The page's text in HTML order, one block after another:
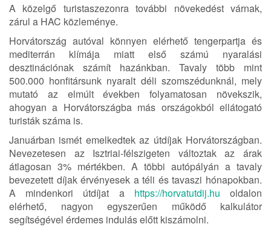
A közelgő turistaszezonra további növekedést várnak,
zárul a HAC közleménye.
Horvátország autóval könnyen elérhető tengerpartja és
mediterrán klímája miatt első számú nyaralási
desztinációnak számít hazánkban. Tavaly több mint
500.000 honfitársunk nyaralt déli szomszédunknál, mely
mutató az elmúlt években folyamatosan növekszik,
ahogyan a Horvátországba más országokból ellátogató
turisták száma is.
Januárban ismét emelkedtek az útdíjak Horvátországban.
Nevezetesen az Isztriai-félszigeten változtak az árak
átlagosan 3% mértékben. A többi autópályán a tavaly
bevezetett díjak érvényesek a téli és tavaszi hónapokban.
A mindenkori útdíjat a https://horvatutdij.hu oldalon
elérhető, nagyon egyszerűen működő kalkulátor
segítségével érdemes indulás előtt kiszámolni.